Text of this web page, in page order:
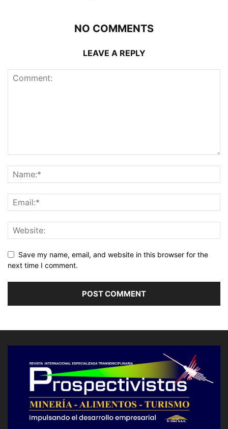
NO COMMENTS
LEAVE A REPLY
Save my name, email, and website in this browser for the
next time I comment.